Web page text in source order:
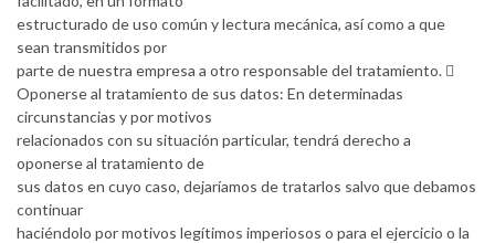
estructurado de uso común y lectura mecánica, así como a que
sean transmitidos por
parte de nuestra empresa a otro responsable del tratamiento. 
Oponerse al tratamiento de sus datos: En determinadas
circunstancias y por motivos
relacionados con su situación particular, tendrá derecho a
oponerse al tratamiento de
sus datos en cuyo caso, dejaríamos de tratarlos salvo que debamos
continuar
haciéndolo por motivos legítimos imperiosos o para el ejercicio o la